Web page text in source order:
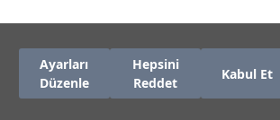
Ayarları
Düzenle
Hepsini
Reddet
Kabul Et